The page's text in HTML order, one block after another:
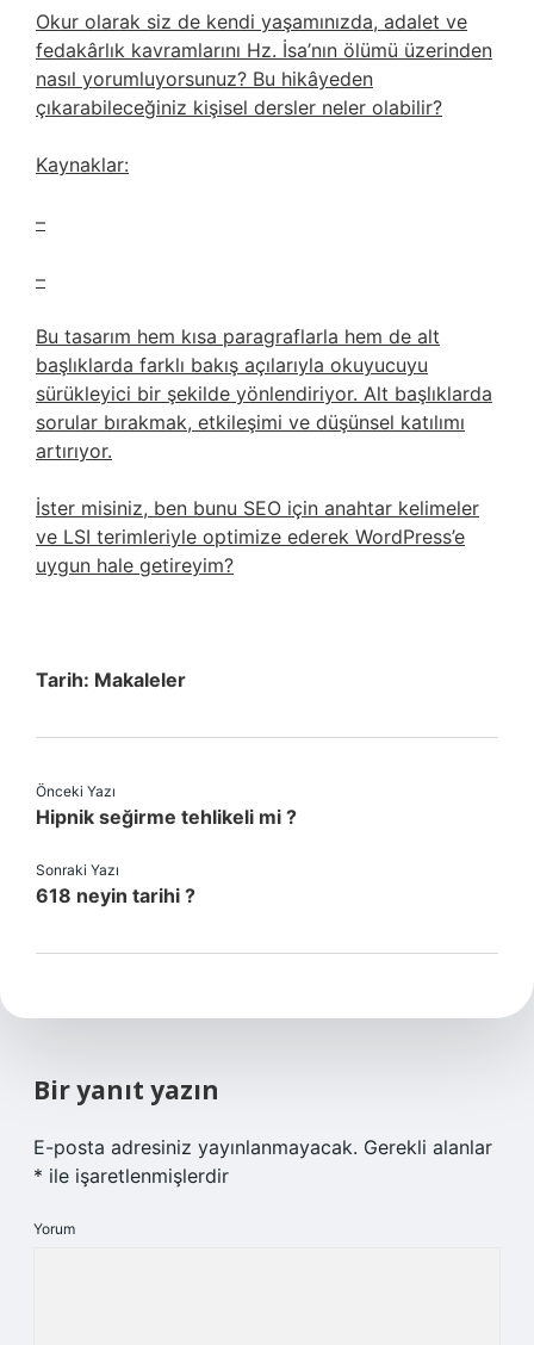
Okur olarak siz de kendi yaşamınızda, adalet ve
fedakârlık kavramlarını Hz. İsa’nın ölümü üzerinden
nasıl yorumluyorsunuz? Bu hikâyeden
çıkarabileceğiniz kişisel dersler neler olabilir?
Kaynaklar:
–
–
Bu tasarım hem kısa paragraflarla hem de alt
başlıklarda farklı bakış açılarıyla okuyucuyu
sürükleyici bir şekilde yönlendiriyor. Alt başlıklarda
sorular bırakmak, etkileşimi ve düşünsel katılımı
artırıyor.
İster misiniz, ben bunu SEO için anahtar kelimeler
ve LSI terimleriyle optimize ederek WordPress’e
uygun hale getireyim?
Tarih: Makaleler
Önceki Yazı
Hipnik seğirme tehlikeli mi ?
Sonraki Yazı
618 neyin tarihi ?
Bir yanıt yazın
E-posta adresiniz yayınlanmayacak. Gerekli alanlar
* ile işaretlenmişlerdir
Yorum